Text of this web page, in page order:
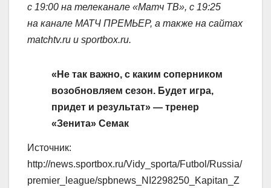
с 19:00 на телеканале «Матч ТВ», с 19:25
на канале МАТЧ ПРЕМЬЕР, а также на сайтах
matchtv.ru и sportbox.ru.
«Не так важно, с каким соперником
возобновляем сезон. Будет игра,
придет и результат» — тренер
«Зенита» Семак
Источник:
http://news.sportbox.ru/Vidy_sporta/Futbol/Russia/
premier_league/spbnews_NI2298250_Kapitan_Z